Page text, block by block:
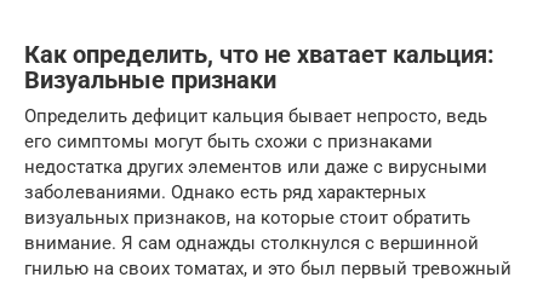
Как определить, что не хватает кальция:
Визуальные признаки
Определить дефицит кальция бывает непросто, ведь
его симптомы могут быть схожи с признаками
недостатка других элементов или даже с вирусными
заболеваниями. Однако есть ряд характерных
визуальных признаков, на которые стоит обратить
внимание. Я сам однажды столкнулся с вершинной
гнилью на своих томатах, и это был первый тревожный